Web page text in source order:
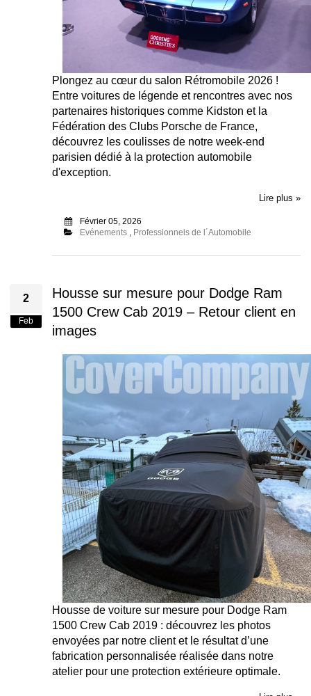
Plongez au cœur du salon Rétromobile 2026 !
Entre voitures de légende et rencontres avec nos
partenaires historiques comme Kidston et la
Fédération des Clubs Porsche de France,
découvrez les coulisses de notre week-end
parisien dédié à la protection automobile
d'exception.
Lire plus »
Février 05, 2026
Evénements, Professionnels de l´Automobile
2
Feb
Housse sur mesure pour Dodge Ram
1500 Crew Cab 2019 – Retour client en
images
Housse de voiture sur mesure pour Dodge Ram
1500 Crew Cab 2019 : découvrez les photos
envoyées par notre client et le résultat d’une
fabrication personnalisée réalisée dans notre
atelier pour une protection extérieure optimale.